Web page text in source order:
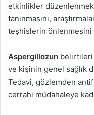
etkinlikler
tanınmasını,
teşhislerin
Aspergillozun belirtileri
ve kişinin genel sağlık
Tedavi, gözlemden
cerrahi müdahaleye